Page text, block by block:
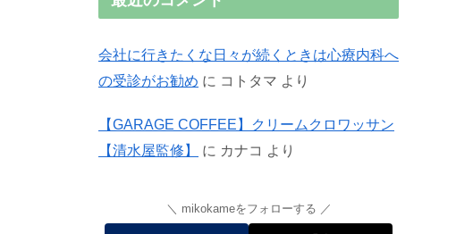
会社に行きたくな日々が続くときは心療内科へ
の受診がお勧め に コトタマ より
【GARAGE COFFEE】クリームクロワッサン
【清水屋監修】
に カナコ より
mikokameをフォローする